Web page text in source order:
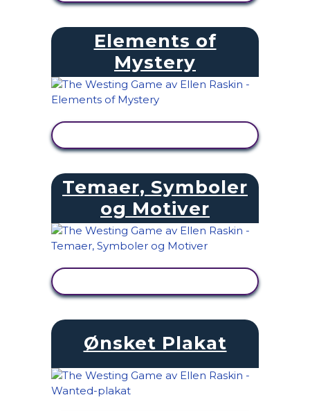
Elements of
Mystery
Temaer, Symboler
og Motiver
Ønsket Plakat